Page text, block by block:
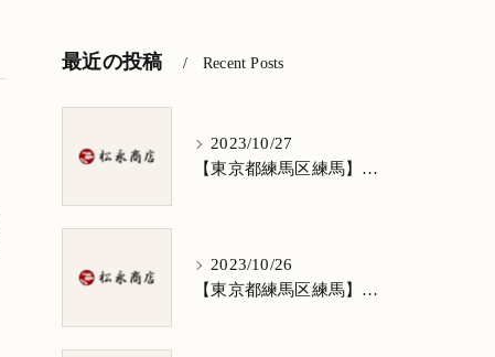
最近の投稿 Recent Posts
2023/10/27
【東京都練馬区練馬】清掃求人★1日3h/週5日/祝日お休み★谷原在住の方歓迎
2023/10/26
【東京都練馬区練馬】清掃求人★1日3h/週5日/祝日お休み★南田中在住の方歓迎